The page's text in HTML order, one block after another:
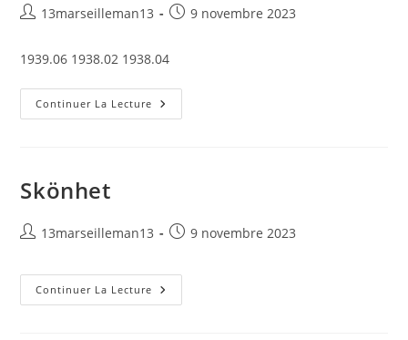
Auteur/autrice
la
publication :
13marseilleman13
Publication
9 novembre 2023
1939.06 1938.02 1938.04
Continuer La Lecture Solvännen
Skönhet
Auteur/autrice
la
publication :
13marseilleman13
Publication
9 novembre 2023
Continuer La Lecture Skönhet